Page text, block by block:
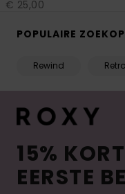
€ 25,00
POPULAIRE
Rewind
15%
EERSTE